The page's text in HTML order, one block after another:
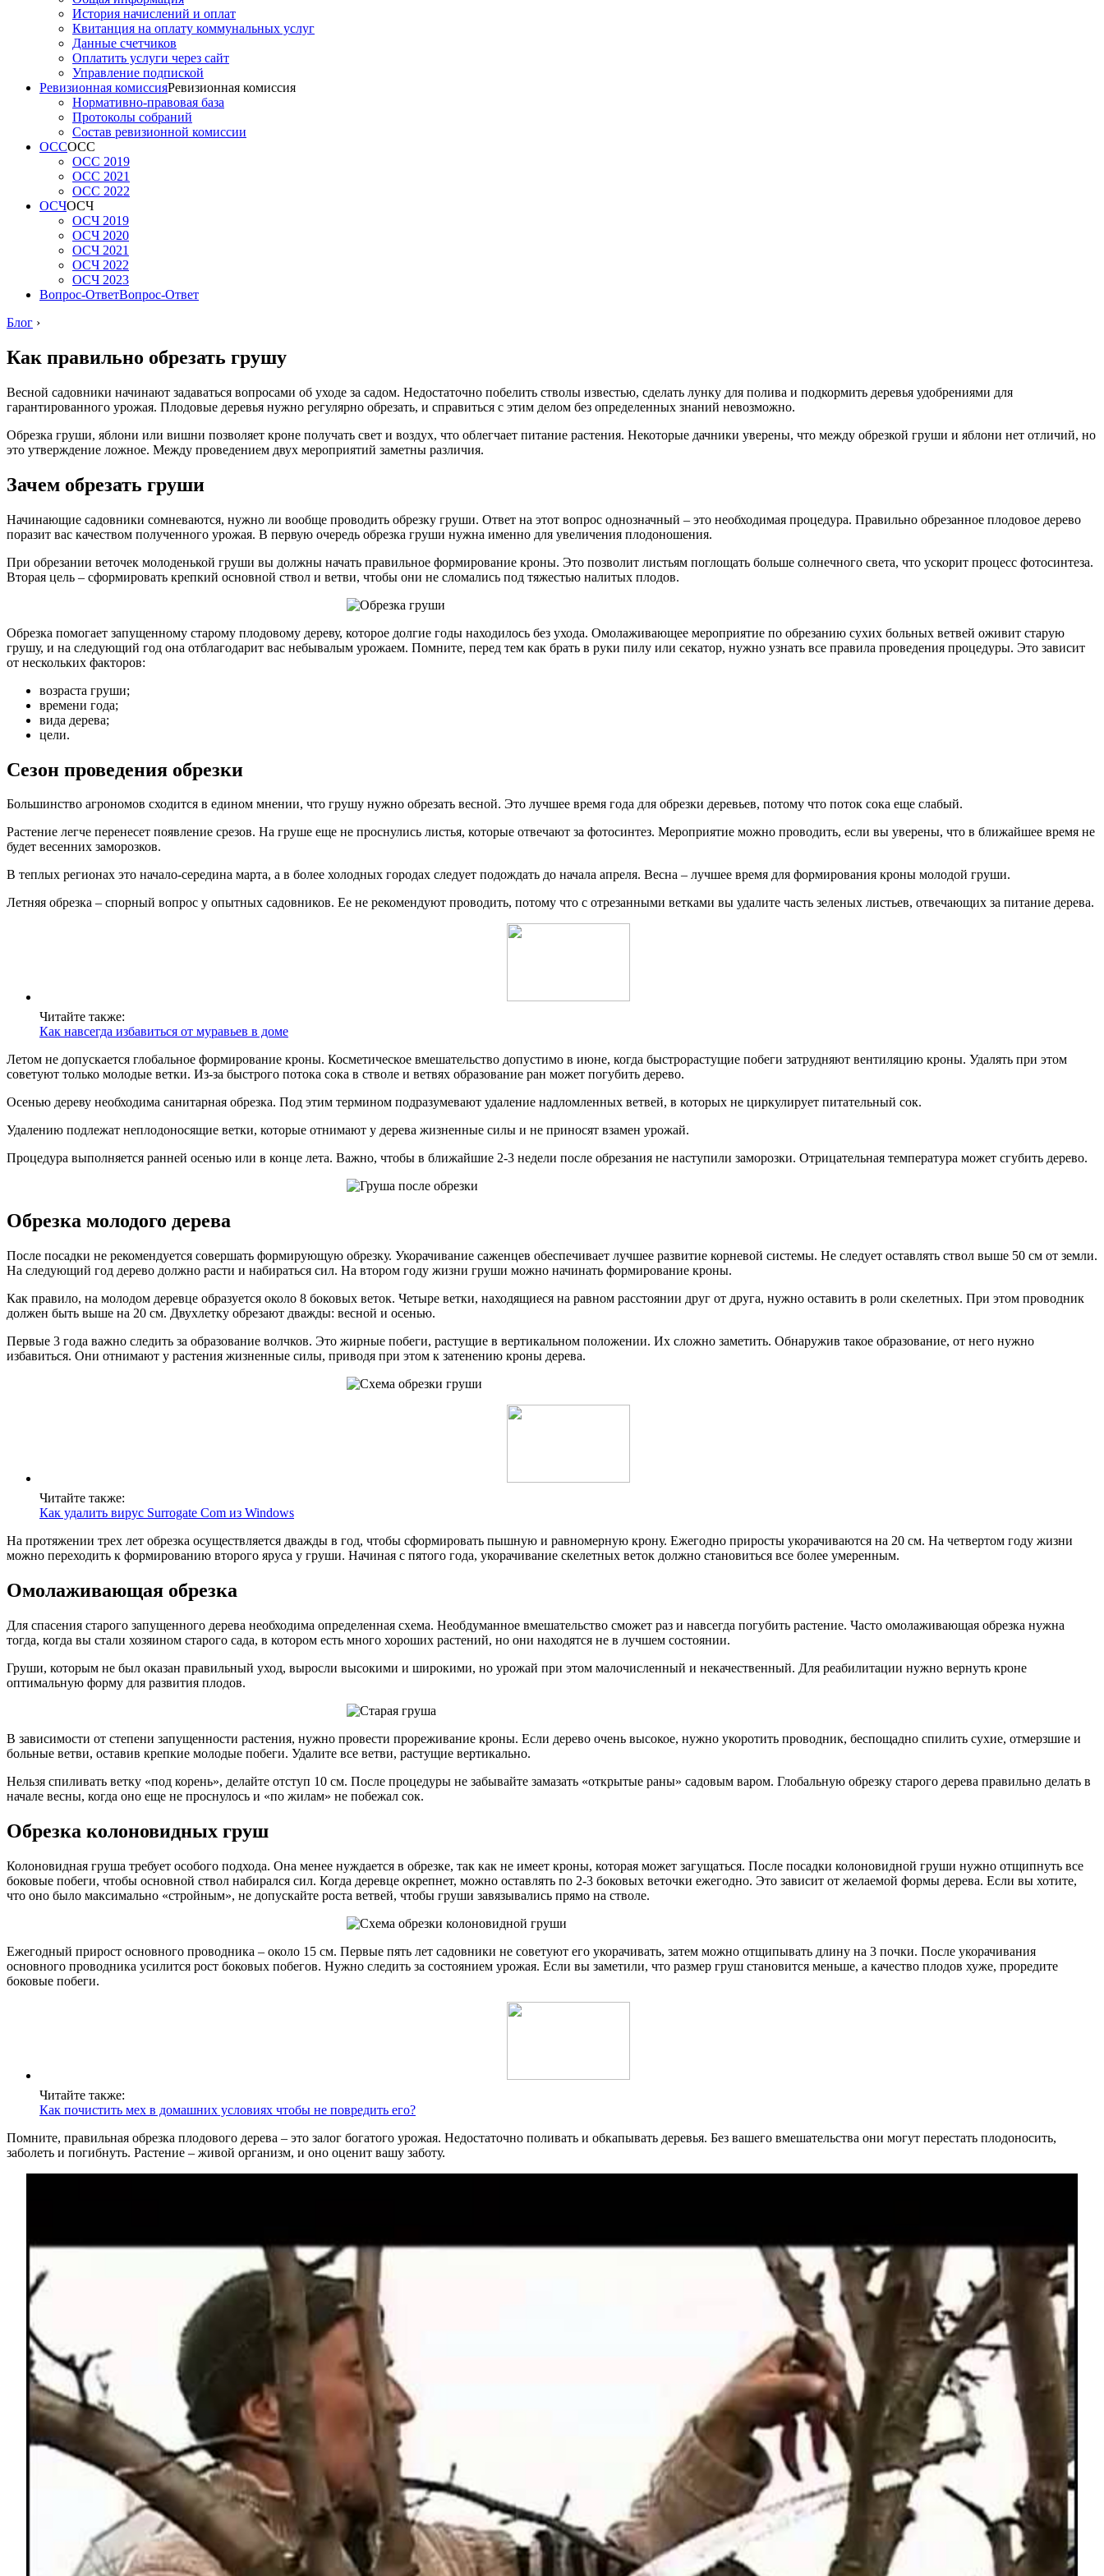
История начислений и оплат
Квитанция на оплату коммунальных услуг
Данные счетчиков
Оплатить услуги через сайт
Управление подпиской
Ревизионная комиссияРевизионная комиссия
Нормативно-правовая база
Протоколы собраний
Состав ревизионной комиссии
ОССОСС
ОСС 2019
ОСС 2021
ОСС 2022
ОСЧОСЧ
ОСЧ 2019
ОСЧ 2020
ОСЧ 2021
ОСЧ 2022
ОСЧ 2023
Вопрос-ОтветВопрос-Ответ
Блог ›
Как правильно обрезать грушу
Весной садовники начинают задаваться вопросами об уходе за садом. Недостаточно побелить стволы известью, сделать лунку для полива и подкормить деревья удобрениями для
гарантированного урожая. Плодовые деревья нужно регулярно обрезать, и справиться с этим делом без определенных знаний невозможно.
Обрезка груши, яблони или вишни позволяет кроне получать свет и воздух, что облегчает питание растения. Некоторые дачники уверены, что между обрезкой груши и яблони нет отличий, но
это утверждение ложное. Между проведением двух мероприятий заметны различия.
Зачем обрезать груши
Начинающие садовники сомневаются, нужно ли вообще проводить обрезку груши. Ответ на этот вопрос однозначный – это необходимая процедура. Правильно обрезанное плодовое дерево
поразит вас качеством полученного урожая. В первую очередь обрезка груши нужна именно для увеличения плодоношения.
При обрезании веточек молоденькой груши вы должны начать правильное формирование кроны. Это позволит листьям поглощать больше солнечного света, что ускорит процесс фотосинтеза.
Вторая цель – сформировать крепкий основной ствол и ветви, чтобы они не сломались под тяжестью налитых плодов.
Обрезка помогает запущенному старому плодовому дереву, которое долгие годы находилось без ухода. Омолаживающее мероприятие по обрезанию сухих больных ветвей оживит старую
грушу, и на следующий год она отблагодарит вас небывалым урожаем. Помните, перед тем как брать в руки пилу или секатор, нужно узнать все правила проведения процедуры. Это зависит
от нескольких факторов:
возраста груши;
времени года;
вида дерева;
цели.
Сезон проведения обрезки
Большинство агрономов сходится в едином мнении, что грушу нужно обрезать весной. Это лучшее время года для обрезки деревьев, потому что поток сока еще слабый.
Растение легче перенесет появление срезов. На груше еще не проснулись листья, которые отвечают за фотосинтез. Мероприятие можно проводить, если вы уверены, что в ближайшее время не
будет весенних заморозков.
В теплых регионах это начало-середина марта, а в более холодных городах следует подождать до начала апреля. Весна – лучшее время для формирования кроны молодой груши.
Летняя обрезка – спорный вопрос у опытных садовников. Ее не рекомендуют проводить, потому что с отрезанными ветками вы удалите часть зеленых листьев, отвечающих за питание дерева.
Читайте также:
Как навсегда избавиться от муравьев в доме
Летом не допускается глобальное формирование кроны. Косметическое вмешательство допустимо в июне, когда быстрорастущие побеги затрудняют вентиляцию кроны. Удалять при этом
советуют только молодые ветки. Из-за быстрого потока сока в стволе и ветвях образование ран может погубить дерево.
Осенью дереву необходима санитарная обрезка. Под этим термином подразумевают удаление надломленных ветвей, в которых не циркулирует питательный сок.
Удалению подлежат неплодоносящие ветки, которые отнимают у дерева жизненные силы и не приносят взамен урожай.
Процедура выполняется ранней осенью или в конце лета. Важно, чтобы в ближайшие 2-3 недели после обрезания не наступили заморозки. Отрицательная температура может сгубить дерево.
Обрезка молодого дерева
После посадки не рекомендуется совершать формирующую обрезку. Укорачивание саженцев обеспечивает лучшее развитие корневой системы. Не следует оставлять ствол выше 50 см от земли.
На следующий год дерево должно расти и набираться сил. На втором году жизни груши можно начинать формирование кроны.
Как правило, на молодом деревце образуется около 8 боковых веток. Четыре ветки, находящиеся на равном расстоянии друг от друга, нужно оставить в роли скелетных. При этом проводник
должен быть выше на 20 см. Двухлетку обрезают дважды: весной и осенью.
Первые 3 года важно следить за образование волчков. Это жирные побеги, растущие в вертикальном положении. Их сложно заметить. Обнаружив такое образование, от него нужно
избавиться. Они отнимают у растения жизненные силы, приводя при этом к затенению кроны дерева.
Читайте также:
Как удалить вирус Surrogate Com из Windows
На протяжении трех лет обрезка осуществляется дважды в год, чтобы сформировать пышную и равномерную крону. Ежегодно приросты укорачиваются на 20 см. На четвертом году жизни
можно переходить к формированию второго яруса у груши. Начиная с пятого года, укорачивание скелетных веток должно становиться все более умеренным.
Омолаживающая обрезка
Для спасения старого запущенного дерева необходима определенная схема. Необдуманное вмешательство сможет раз и навсегда погубить растение. Часто омолаживающая обрезка нужна
тогда, когда вы стали хозяином старого сада, в котором есть много хороших растений, но они находятся не в лучшем состоянии.
Груши, которым не был оказан правильный уход, выросли высокими и широкими, но урожай при этом малочисленный и некачественный. Для реабилитации нужно вернуть кроне
оптимальную форму для развития плодов.
В зависимости от степени запущенности растения, нужно провести прореживание кроны. Если дерево очень высокое, нужно укоротить проводник, беспощадно спилить сухие, отмерзшие и
больные ветви, оставив крепкие молодые побеги. Удалите все ветви, растущие вертикально.
Нельзя спиливать ветку «под корень», делайте отступ 10 см. После процедуры не забывайте замазать «открытые раны» садовым варом. Глобальную обрезку старого дерева правильно делать в
начале весны, когда оно еще не проснулось и «по жилам» не побежал сок.
Обрезка колоновидных груш
Колоновидная груша требует особого подхода. Она менее нуждается в обрезке, так как не имеет кроны, которая может загущаться. После посадки колоновидной груши нужно отщипнуть все
боковые побеги, чтобы основной ствол набирался сил. Когда деревце окрепнет, можно оставлять по 2-3 боковых веточки ежегодно. Это зависит от желаемой формы дерева. Если вы хотите,
что оно было максимально «стройным», не допускайте роста ветвей, чтобы груши завязывались прямо на стволе.
Ежегодный прирост основного проводника – около 15 см. Первые пять лет садовники не советуют его укорачивать, затем можно отщипывать длину на 3 почки. После укорачивания
основного проводника усилится рост боковых побегов. Нужно следить за состоянием урожая. Если вы заметили, что размер груш становится меньше, а качество плодов хуже, проредите
боковые побеги.
Читайте также:
Как почистить мех в домашних условиях чтобы не повредить его?
Помните, правильная обрезка плодового дерева – это залог богатого урожая. Недостаточно поливать и обкапывать деревья. Без вашего вмешательства они могут перестать плодоносить,
заболеть и погибнуть. Растение – живой организм, и оно оценит вашу заботу.